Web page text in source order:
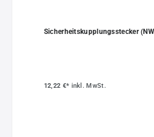
Sicherheitskupplungsstecker
12,22 €* inkl. MwSt.